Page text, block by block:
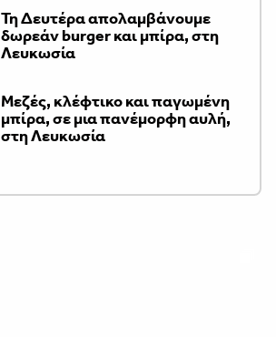
Τη Δευτέρα απολαμβάνουμε
δωρεάν burger και μπίρα, στη
Λευκωσία
Μεζές, κλέφτικο και παγωμένη
μπίρα, σε μια πανέμορφη αυλή,
στη Λευκωσία